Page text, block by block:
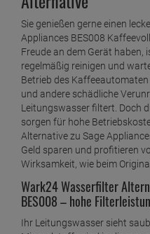
Sie genießen gerne einen
Appliances BES008
Freude an dem Gerät haben,
regelmäßig reinigen und
Betrieb des
und andere schädliche
Leitungswasser filtert. Doch
sorgen für hohe
Alternative zu Sage
Geld sparen und profitieren
Wirksamkeit, wie beim
Wark24 Wasserfilter
BES008 – hohe
Ihr Leitungswasser sieht